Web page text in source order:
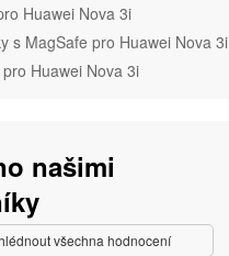
Huawei Nova 3i
s MagSafe pro Huawei Nova 3i
Huawei Nova 3i
našimi
všechna hodnocení